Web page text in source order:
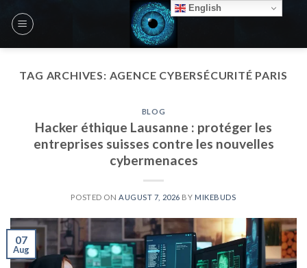
TAG ARCHIVES: AGENCE CYBERSÉCURITÉ PARIS
BLOG
Hacker éthique Lausanne : protéger les
entreprises suisses contre les nouvelles
cybermenaces
POSTED ON AUGUST 7, 2026 BY MIKEBUDS
07
Aug
English